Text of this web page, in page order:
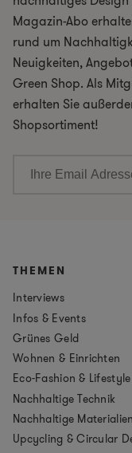
Magazin-Abo
rund um
Neuigkeiten,
Green Shop. Als
erhalten Sie
Shopsortiment!
THEMEN
Interviews
Infos & Events
Grünes Geld
Wohnen & Einrichten
Eco-Fashion & Lifestyle
Nachhaltige Technik
Nachhaltige Materialien
Upcycling & Circular